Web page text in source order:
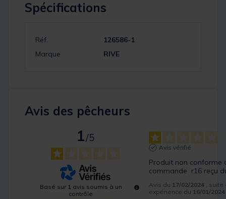
Spécifications
Réf.
126586-1
Marque
RIVE
Avis des pêcheurs
1
/5
Basé sur 1 avis soumis à un
contrôle
Avis vérifié
Produit non conforme
commande  r16 reçu
Avis du 17/02/2024
,
expérience du 16/01/2024